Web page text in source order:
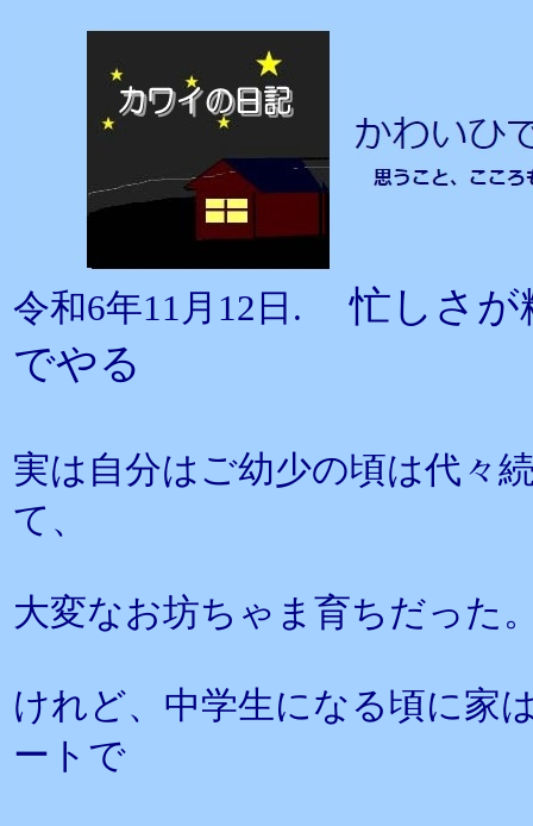
令和6年11月12日.
忙しさ
でやる
実は自分はご幼少の頃は代々
て、
大変なお坊ちゃま育ちだった
けれど、中学生になる頃に家
ートで